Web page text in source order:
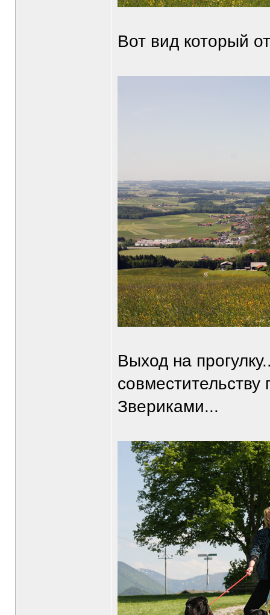
Вот вид который
Выход на
Звериками...